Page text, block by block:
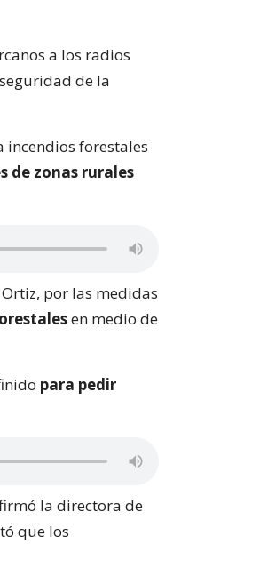
a los radios
de la
incendios forestales
de zonas rurales
por las medidas
en medio de
para pedir
la directora de
que los